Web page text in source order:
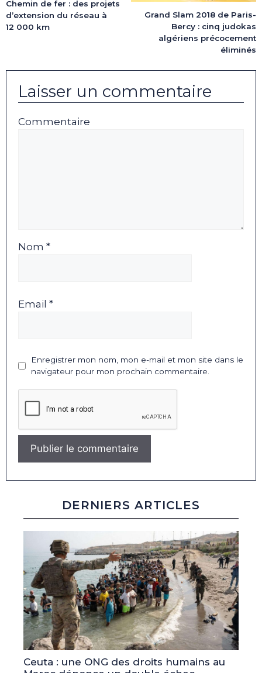
Chemin de fer : des projets
d’extension du réseau à
12 000 km
Grand Slam 2018 de Paris-
Bercy : cinq judokas
algériens précocement
éliminés
Laisser un commentaire
Commentaire
Nom *
Email *
Enregistrer mon nom, mon e-mail et mon site dans le
navigateur pour mon prochain commentaire.
DERNIERS ARTICLES
Ceuta : une ONG des droits humains au